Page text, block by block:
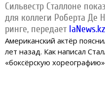
Сильвестр Сталлоне
для коллеги Роберта Де
ринге, передаетIaNews.kz
Американский актёр
лет назад. Как написал
«боксёрскую